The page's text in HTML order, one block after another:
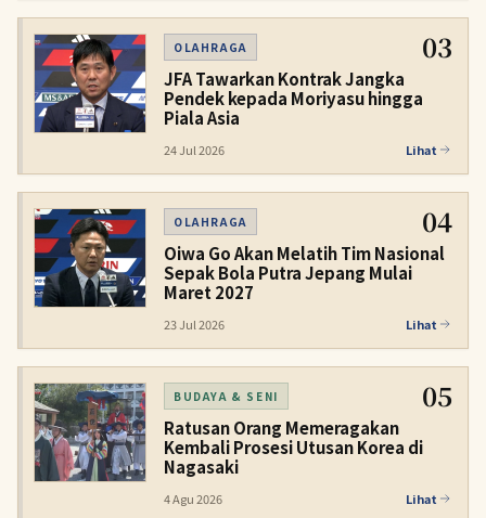
OLAHRAGA 03
JFA Tawarkan Kontrak Jangka
Pendek kepada Moriyasu hingga
Piala Asia
24 Jul 2026 Lihat
OLAHRAGA 04
Oiwa Go Akan Melatih Tim Nasional
Sepak Bola Putra Jepang Mulai
Maret 2027
23 Jul 2026 Lihat
BUDAYA & SENI 05
Ratusan Orang Memeragakan
Kembali Prosesi Utusan Korea di
Nagasaki
4 Agu 2026 Lihat